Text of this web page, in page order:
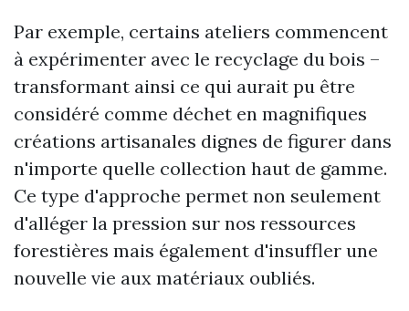
Par exemple, certains ateliers commencent
à expérimenter avec le recyclage du bois –
transformant ainsi ce qui aurait pu être
considéré comme déchet en magnifiques
créations artisanales dignes de figurer dans
n'importe quelle collection haut de gamme.
Ce type d'approche permet non seulement
d'alléger la pression sur nos ressources
forestières mais également d'insuffler une
nouvelle vie aux matériaux oubliés.